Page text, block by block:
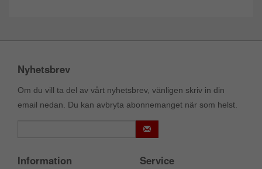
Nyhetsbrev
Om du vill ta del av vårt nyhetsbrev, vänligen skriv in din
email nedan. Du kan avbryta abonnemanget när som helst.
Information Service